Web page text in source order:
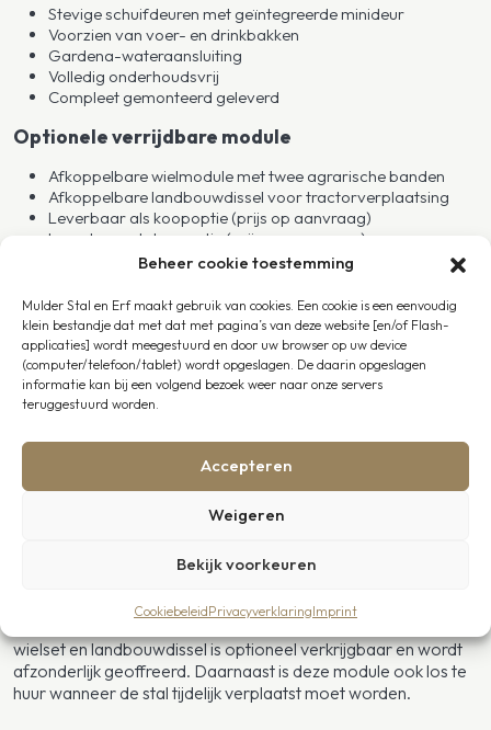
Beheer cookie toestemming
Mulder Stal en Erf maakt gebruik van cookies. Een cookie is een eenvoudig
klein bestandje dat met dat met pagina’s van deze website [en/of Flash-
applicaties] wordt meegestuurd en door uw browser op uw device
(computer/telefoon/tablet) wordt opgeslagen. De daarin opgeslagen
informatie kan bij een volgend bezoek weer naar onze servers
teruggestuurd worden.
Accepteren
Weigeren
Bekijk voorkeuren
CookiebeleidPrivacyverklaringImprint
Stevige schuifdeuren met geïntegreerde minideur
Voorzien van voer- en drinkbakken
Gardena-wateraansluiting
Volledig onderhoudsvrij
Compleet gemonteerd geleverd
Optionele verrijdbare module
Afkoppelbare wielmodule met twee agrarische banden
Afkoppelbare landbouwdissel voor tractorverplaatsing
Leverbaar als koopoptie (prijs op aanvraag)
Leverbaar als huuroptie (prijs op aanvraag)
De mobiele buitenstal wordt compleet gemonteerd geleverd.
Dankzij de afkoppelbare wiel- en disselset kan de stal
vervolgens eenvoudig intern verplaatst worden op eigen
terrein. Omdat de stal geen bodem bevat, adviseren wij een
stabiele ondergrond zoals betonplaten, bestrating, grote
optimale stabiliteit, een langere levensduur en praktisch
Of u nu kiest voor aankoop of verhuur, u investeert altijd in
koopprijzen hebben betrekking op de mobiele buitenstal zoals
wielset en landbouwdissel is optioneel verkrijgbaar en wordt
afzonderlijk geoffreerd. Daarnaast is deze module ook los te
huur wanneer de stal tijdelijk verplaatst moet worden.